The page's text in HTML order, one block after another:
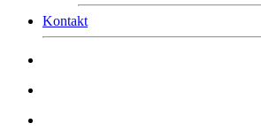
Kontakt